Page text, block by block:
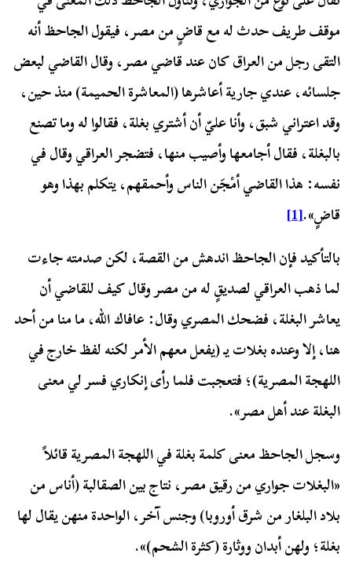
موقف طريف حدث له مع قاضٍ من مصر، فيقول الجاحظ أنه
التقى رجل من العراق كان عند قاضي مصر، وقال القاضي لبعض
جلسائه، عندي جارية أعاشرها (المعاشرة الحميمة) منذ حين،
وقد اعتراني شبق، وأنا عليّ أن أشتري بغلة، فقالوا له وما تصنع
بالبغلة، فقال أجامعها وأصيب منها، فتضجر العراقي وقال في
نفسه: هذا القاضي أمْجَن الناس وأحمقهم، يتكلم بهذا وهو
قاضٍ».[1]
بالتأكيد فإن الجاحظ اندهش من القصة، لكن صدمته جاءت
لما ذهب العراقي لصديقٍ له من مصر وقال كيف للقاضي أن
يعاشر البغلة، فضحك المصري وقال: عافاك الله، ما منا من أحد
هنا، إلا وعنده بغلات يـ (يفعل معهم الأمر لكنه لفظ خارج في
اللهجة المصرية)؛ فتعجبت فلما رأى إنكاري فسر لي معنى
البغلة عند أهل مصر».
وسجل الجاحظ معنى كلمة بغلة في اللهجة المصرية قائلاً
«البغلات جواري من رقيق مصر، نتاج بين الصقالبة (أناس من
بلاد البلغار من شرق أوروبا) وجنس آخر، الواحدة منهن يقال لها
بغلة؛ ولهن أبدان ووثارة (كثرة الشحم)».